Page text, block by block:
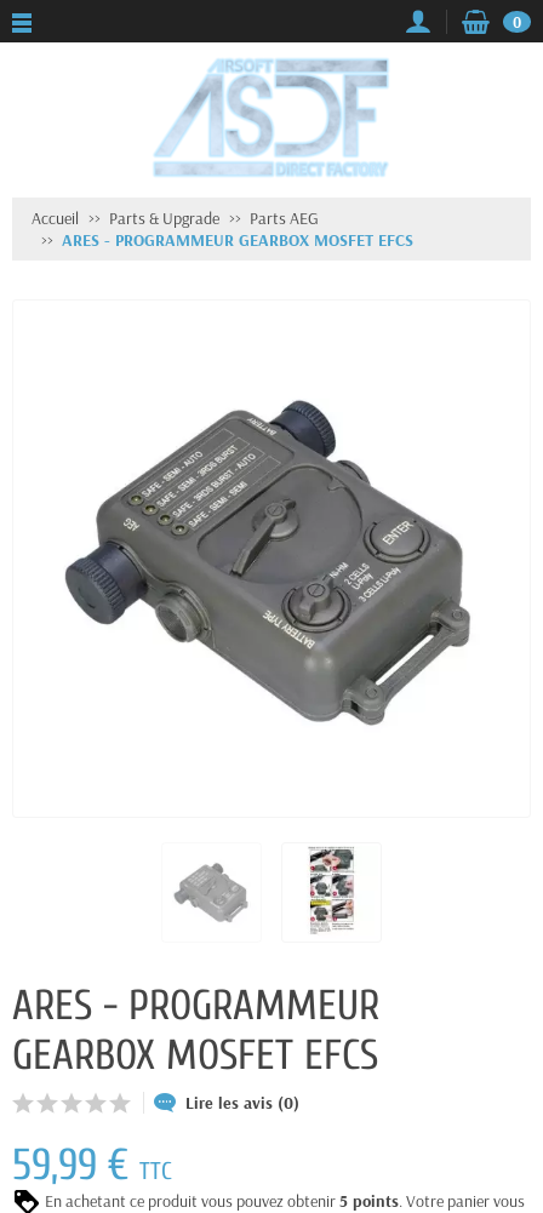
0
Accueil Parts & Upgrade
Parts AEG
ARES - PROGRAMMEUR GEARBOX MOSFET EFCS
ARES - PROGRAMMEUR
GEARBOX MOSFET EFCS
Lire les avis (0)
59,99 € TTC
En achetant ce produit vous pouvez obtenir5 points. Votre panier vous